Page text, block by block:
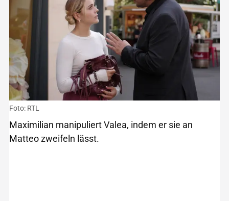
Foto: RTL
Maximilian manipuliert Valea, indem er sie an
Matteo zweifeln lässt.